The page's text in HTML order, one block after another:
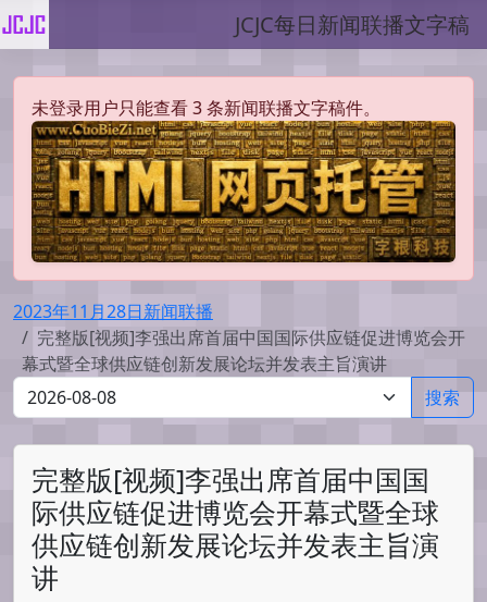
JCJC每日新闻联播文字稿
未登录用户只能查看 3 条新闻联播文字稿件。
2023年11月28日新闻联播
完整版[视频]李强出席首届中国国际供应链促进博览会开
幕式暨全球供应链创新发展论坛并发表主旨演讲
搜索
完整版[视频]李强出席首届中国国
际供应链促进博览会开幕式暨全球
供应链创新发展论坛并发表主旨演
讲